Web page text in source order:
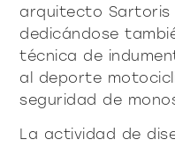
arquitecto Sartoris
dedicándose
técnica de
al deporte
seguridad de
La actividad de